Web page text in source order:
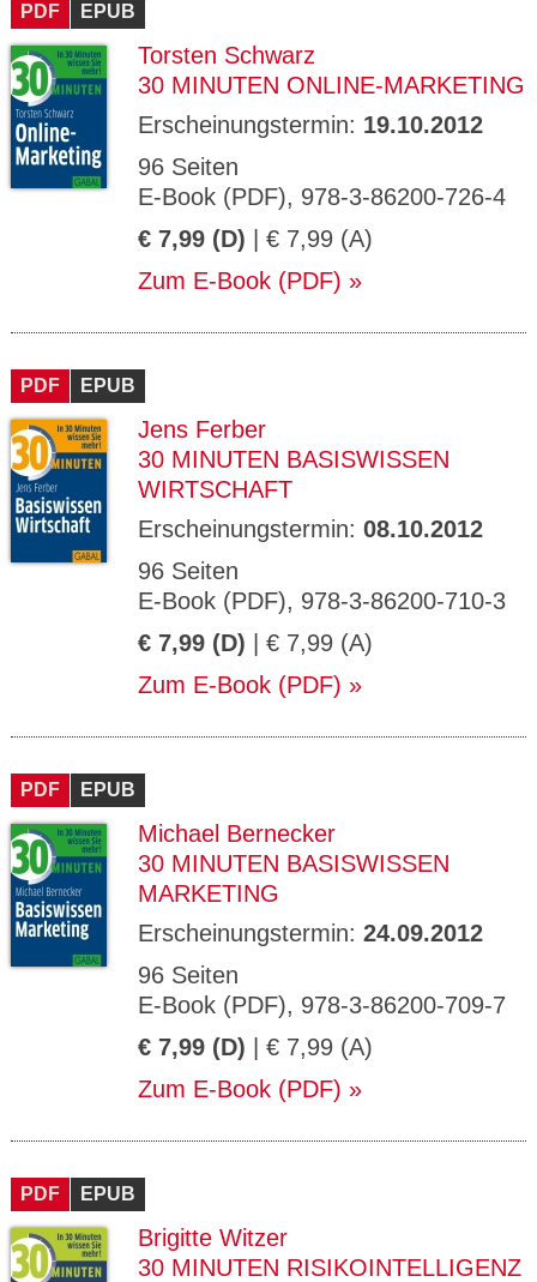
PDF EPUB
Torsten Schwarz
30 MINUTEN ONLINE-MARKETING
Erscheinungstermin: 19.10.2012
96 Seiten
E-Book (PDF), 978-3-86200-726-4
€ 7,99 (D) | € 7,99 (A)
Zum E-Book (PDF)
PDF EPUB
Jens Ferber
30 MINUTEN BASISWISSEN
WIRTSCHAFT
Erscheinungstermin: 08.10.2012
96 Seiten
E-Book (PDF), 978-3-86200-710-3
€ 7,99 (D) | € 7,99 (A)
Zum E-Book (PDF)
PDF EPUB
Michael Bernecker
30 MINUTEN BASISWISSEN
MARKETING
Erscheinungstermin: 24.09.2012
96 Seiten
E-Book (PDF), 978-3-86200-709-7
€ 7,99 (D) | € 7,99 (A)
Zum E-Book (PDF)
PDF EPUB
Brigitte Witzer
30 MINUTEN RISIKOINTELLIGENZ